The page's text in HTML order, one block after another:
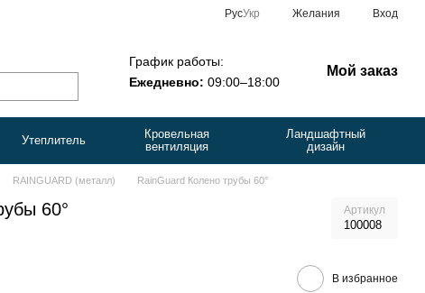
РусУкр Желания Вход
График работы:
Ежедневно: 09:00–18:00
Мой заказ
Утеплитель
Кровельная
вентиляция
Ландшафтный
дизайн
RAINGUARD (металл) RainGuard Колено трубы 60°
60° Артикул
100008
В избранное